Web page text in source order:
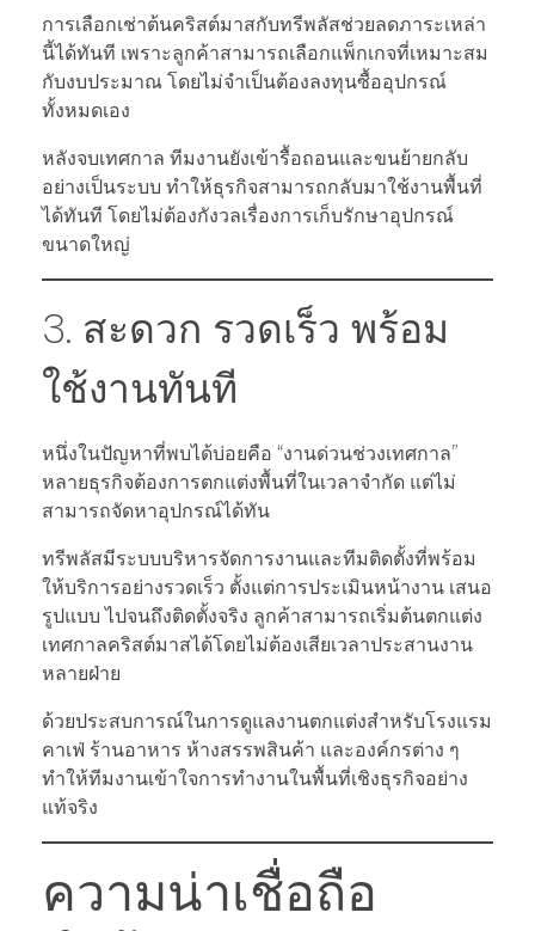
การเลือกเช่าต้นคริสต์มาสกับทรีพลัสช่วยลดภาระเหล่า
นี้ได้ทันที เพราะลูกค้าสามารถเลือกแพ็กเกจที่เหมาะสม
กับงบประมาณ โดยไม่จำเป็นต้องลงทุนซื้ออุปกรณ์
ทั้งหมดเอง
หลังจบเทศกาล ทีมงานยังเข้ารื้อถอนและขนย้ายกลับ
อย่างเป็นระบบ ทำให้ธุรกิจสามารถกลับมาใช้งานพื้นที่
ได้ทันที โดยไม่ต้องกังวลเรื่องการเก็บรักษาอุปกรณ์
ขนาดใหญ่
3. สะดวก รวดเร็ว พร้อม
ใช้งานทันที
หนึ่งในปัญหาที่พบได้บ่อยคือ “งานด่วนช่วงเทศกาล”
หลายธุรกิจต้องการตกแต่งพื้นที่ในเวลาจำกัด แต่ไม่
สามารถจัดหาอุปกรณ์ได้ทัน
ทรีพลัสมีระบบบริหารจัดการงานและทีมติดตั้งที่พร้อม
ให้บริการอย่างรวดเร็ว ตั้งแต่การประเมินหน้างาน เสนอ
รูปแบบ ไปจนถึงติดตั้งจริง ลูกค้าสามารถเริ่มต้นตกแต่ง
เทศกาลคริสต์มาสได้โดยไม่ต้องเสียเวลาประสานงาน
หลายฝ่าย
ด้วยประสบการณ์ในการดูแลงานตกแต่งสำหรับโรงแรม
คาเฟ่ ร้านอาหาร ห้างสรรพสินค้า และองค์กรต่าง ๆ
ทำให้ทีมงานเข้าใจการทำงานในพื้นที่เชิงธุรกิจอย่าง
แท้จริง
ความน่าเชื่อถือ